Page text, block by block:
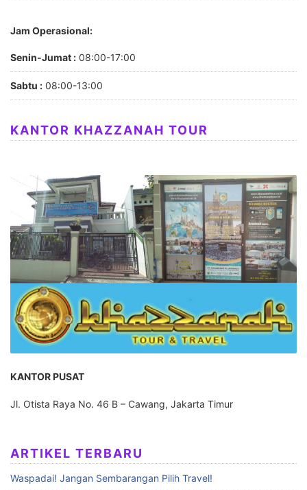
Jam Operasional:
Senin-Jumat : 08:00-17:00
Sabtu : 08:00-13:00
KANTOR KHAZZANAH TOUR
KANTOR PUSAT
Jl. Otista Raya No. 46 B – Cawang, Jakarta Timur
ARTIKEL TERBARU
Waspadai! Jangan Sembarangan Pilih Travel!